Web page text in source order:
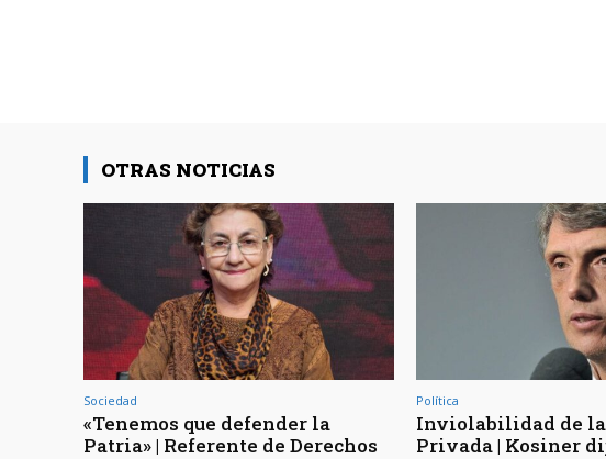
OTRAS NOTICIAS
Sociedad
«Tenemos que defender la
Patria» | Referente de Derechos
Política
Inviolabilidad de
Privada | Kosiner